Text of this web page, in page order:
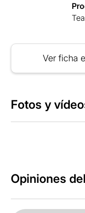
Ver ficha
Fotos y
Opiniones